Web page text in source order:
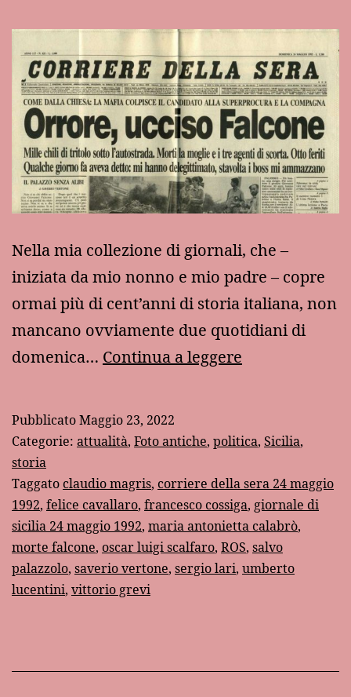
Nella mia collezione di giornali, che –
iniziata da mio nonno e mio padre – copre
ormai più di cent’anni di storia italiana, non
mancano ovviamente due quotidiani di
domenica… Continua a leggere
PubblicatoMaggio 23, 2022
Categorie: attualità, Foto antiche, politica, Sicilia,
storia
Taggatoclaudio magris, corriere della sera 24 maggio
1992, felice cavallaro, francesco cossiga, giornale di
sicilia 24 maggio 1992, maria antonietta calabrò,
morte falcone, oscar luigi scalfaro, ROS, salvo
palazzolo, saverio vertone, sergio lari, umberto
lucentini, vittorio grevi